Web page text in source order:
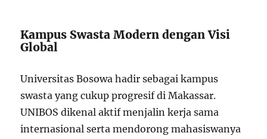
Kampus Swasta Modern dengan Visi
Global
Universitas Bosowa hadir sebagai kampus
swasta yang cukup progresif di Makassar.
UNIBOS dikenal aktif menjalin kerja sama
internasional serta mendorong mahasiswanya